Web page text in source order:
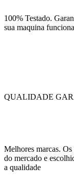
100% Testado.
sua maquina
QUALIDADE
Melhores marcas. Os
do mercado e
a qualidade